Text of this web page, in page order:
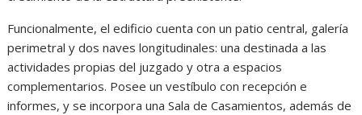
Funcionalmente, el edificio cuenta con un patio central, galería
perimetral y dos naves longitudinales: una destinada a las
actividades propias del juzgado y otra a espacios
complementarios. Posee un vestíbulo con recepción e
informes, y se incorpora una Sala de Casamientos, además de